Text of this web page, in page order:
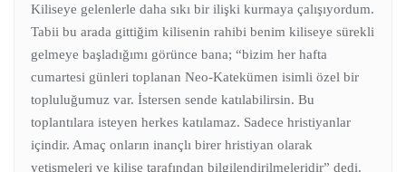
Kiliseye gelenlerle daha sıkı bir ilişki kurmaya çalışıyordum.
Tabii bu arada gittiğim kilisenin rahibi benim kiliseye sürekli
gelmeye başladığımı görünce bana; “bizim her hafta
cumartesi günleri toplanan Neo-Katekümen isimli özel bir
topluluğumuz var. İstersen sende katılabilirsin. Bu
toplantılara isteyen herkes katılamaz. Sadece hristiyanlar
içindir. Amaç onların inançlı birer hristiyan olarak
yetişmeleri ve kilise tarafından bilgilendirilmeleridir” dedi.